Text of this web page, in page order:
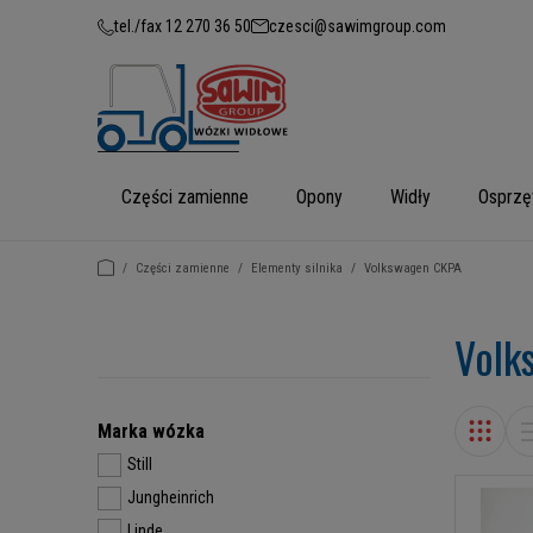
tel./fax 12 270 36 50 czesci@sawimgroup.com
Części zamienne Opony Widły
/ Części zamienne / Elementy silnika / Volkswagen CKPA
Marka wózka
Still
Jungheinrich